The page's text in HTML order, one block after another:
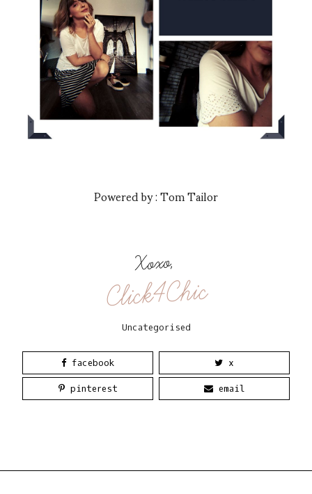
Powered by : Tom Tailor
Xoxo,
Click4Chic
Uncategorised
facebook x
pinterest email